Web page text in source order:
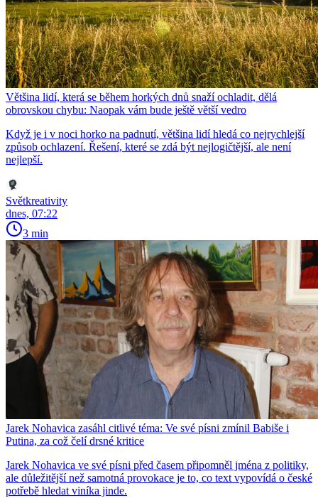
Většina lidí, která se během horkých dnů snaží ochladit, dělá
obrovskou chybu: Naopak vám bude ještě větší vedro
Když je i v noci horko na padnutí, většina lidí hledá co nejrychlejší
způsob ochlazení. Řešení, které se zdá být nejlogičtější, ale není
nejlepší.
Světkreativity
dnes, 07:22
3 min
Jarek Nohavica zasáhl citlivé téma: Ve své písni zmínil Babiše i
Putina, za což čelí drsné kritice
Jarek Nohavica ve své písni před časem připomněl jména z politiky,
ale důležitější než samotná provokace je to, co text vypovídá o české
potřebě hledat viníka jinde.